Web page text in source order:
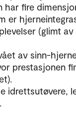
har fire
er
(glimt av
av sinn-
prestasjonen
idrettsutøvere,